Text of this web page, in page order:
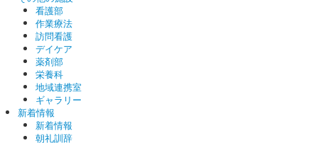
看護部
作業療法
訪問看護
デイケア
薬剤部
栄養科
地域連携室
ギャラリー
新着情報
新着情報
朝礼訓辞